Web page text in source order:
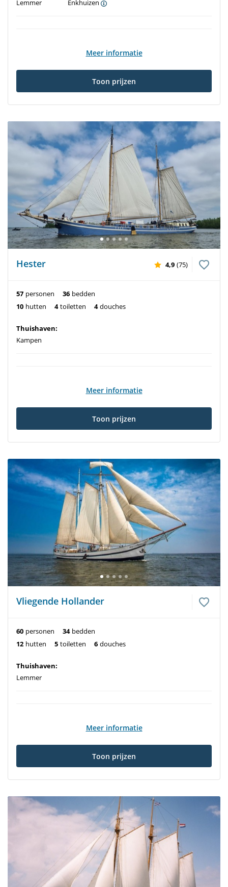
Lemmer
Enkhuizen
Meer informatie
Toon prijzen
Hester 4,9 (75)
57 personen 36 bedden
10 hutten 4 toiletten 4 douches
Thuishaven:
Kampen
Meer informatie
Toon prijzen
Vliegende Hollander
60 personen 34 bedden
12 hutten 5 toiletten 6 douches
Thuishaven:
Lemmer
Meer informatie
Toon prijzen